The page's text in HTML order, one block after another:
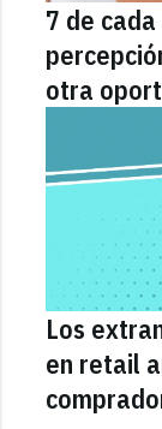
7 de
otra
Los
en retail